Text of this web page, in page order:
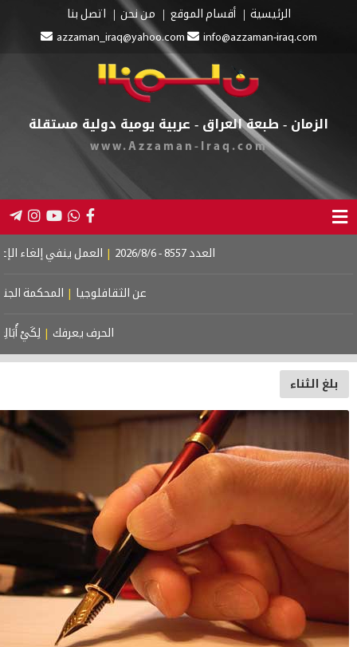
الرئيسية أقسام الموقع من نحن
اتصل بنا
azzaman_iraq@yahoo.com
info@azzaman-iraq.com
الزمان - طبعة العراق - عربية يومية دولية مستقلة
www.Azzaman-Iraq.com
| العمل ينفي إلغاء الإعانة عن
عن الثقافلوجيا | المحكمة الجنائية
الحرف يعرفك | لِكَيْ أُبَالِغَ فِي
الثناء